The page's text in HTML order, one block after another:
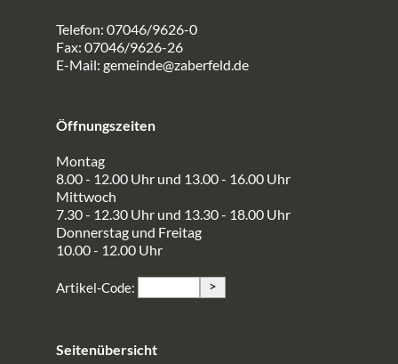
Telefon: 07046/9626-0
Fax: 07046/9626-26
E-Mail: gemeinde@zaberfeld.de
Öffnungszeiten
Montag
8.00 - 12.00 Uhr und 13.00 - 16.00 Uhr
Mittwoch
7.30 - 12.30 Uhr und 13.30 - 18.00 Uhr
Donnerstag und Freitag
10.00 - 12.00 Uhr
Artikel-Code: >
Seitenübersicht